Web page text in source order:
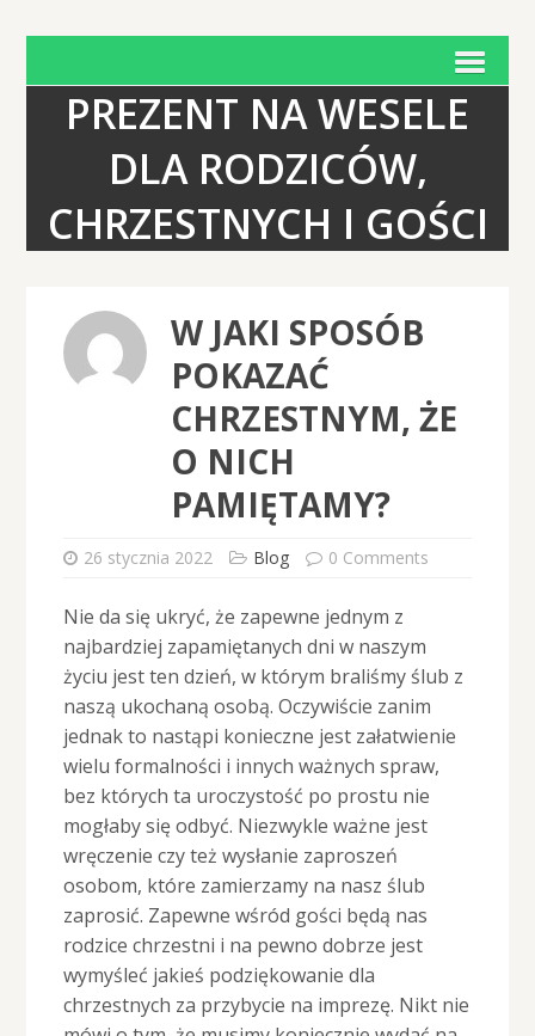
PREZENT NA WESELE
DLA RODZICÓW,
CHRZESTNYCH I GOŚCI
W JAKI SPOSÓB
POKAZAĆ
CHRZESTNYM, ŻE
O NICH
PAMIĘTAMY?
26 stycznia 2022 Blog 0 Comments
Nie da się ukryć, że zapewne jednym z
najbardziej zapamiętanych dni w naszym
życiu jest ten dzień, w którym braliśmy ślub z
naszą ukochaną osobą. Oczywiście zanim
jednak to nastąpi konieczne jest załatwienie
wielu formalności i innych ważnych spraw,
bez których ta uroczystość po prostu nie
mogłaby się odbyć. Niezwykle ważne jest
wręczenie czy też wysłanie zaproszeń
osobom, które zamierzamy na nasz ślub
zaprosić. Zapewne wśród gości będą nas
rodzice chrzestni i na pewno dobrze jest
wymyśleć jakieś podziękowanie dla
chrzestnych za przybycie na imprezę. Nikt nie